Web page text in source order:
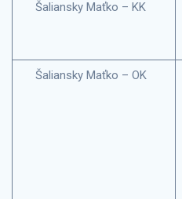
Šaliansky Maťko – KK
Šaliansky Maťko – OK